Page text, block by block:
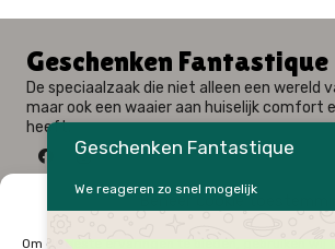
Beheer cookie
Om de beste ervaringen te bieden, gebruiken wij
Geschenken Fantastique
De speciaalzaak die niet alleen een wereld
maar ook een waaier aan huiselijk comfort
heeft.
Geschenken Fantastique
We reageren zo snel mogelijk